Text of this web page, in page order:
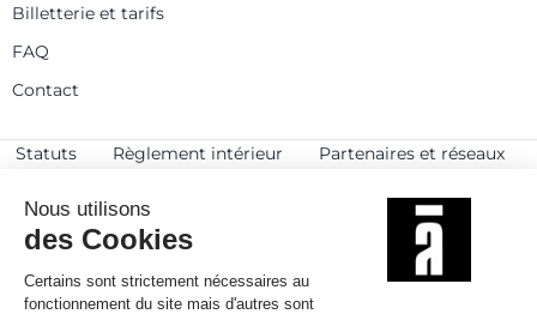
Billetterie et tarifs
FAQ
Contact
Statuts Règlement intérieur
Partenaires et réseaux
© 2025
Politique de confidentialité
Mentions légales et crédits